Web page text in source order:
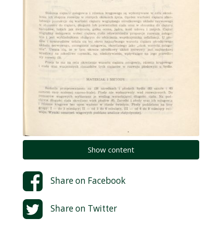
Show content
Share on Facebook
Share on Twitter